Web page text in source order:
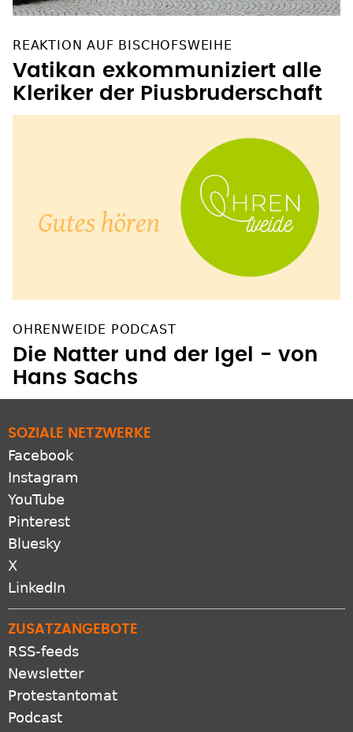
REAKTION AUF BISCHOFSWEIHE
Vatikan exkommuniziert alle
Kleriker der Piusbruderschaft
OHRENWEIDE PODCAST
Die Natter und der Igel - von
Hans Sachs
SOZIALE NETZWERKE
Facebook
Instagram
YouTube
Pinterest
Bluesky
X
LinkedIn
ZUSATZANGEBOTE
RSS-feeds
Newsletter
Protestantomat
Podcast